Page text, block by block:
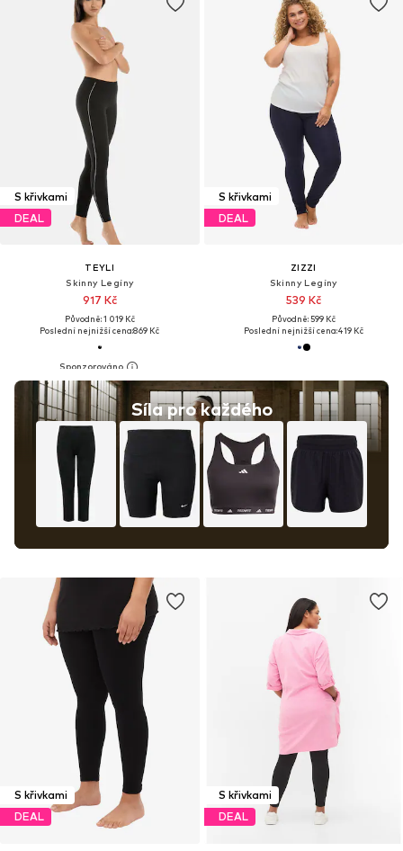
S křivkami
DEAL
TEYLI
Skinny Legíny
917 Kč
Původně: 1 019 Kč
Poslední nejnižší cena:869 Kč
Síla pro každého
S křivkami
DEAL
ZIZZI
Skinny Legíny
539 Kč
Původně: 599 Kč
Poslední nejnižší cena:419 Kč
S křivkami
DEAL
S křivkami
DEAL